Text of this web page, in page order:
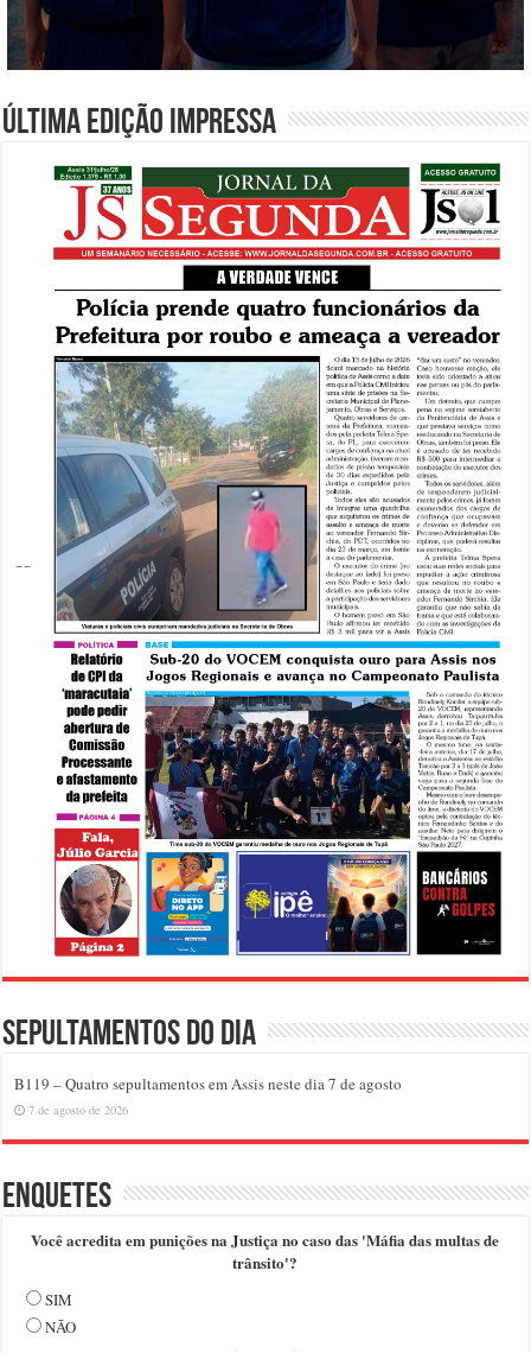
Última edição impressa
Sepultamentos do dia
B119 – Quatro sepultamentos em Assis neste dia 7 de agosto
7 de agosto de 2026
Enquetes
Você acredita em punições na Justiça no caso das 'Máfia das multas de
trânsito'?
SIM
NÃO